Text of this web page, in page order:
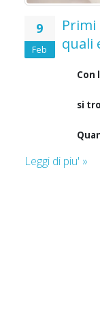
9
Feb
quali
Con
si
Leggi di piu' »